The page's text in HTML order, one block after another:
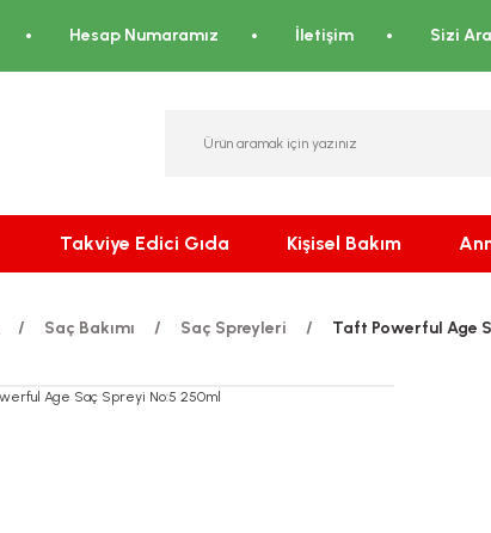
Hesap Numaramız İletişim Sizi
Takviye Edici Gıda Kişisel Bakım
Saç Bakımı Saç Spreyleri Taft Powerful Age